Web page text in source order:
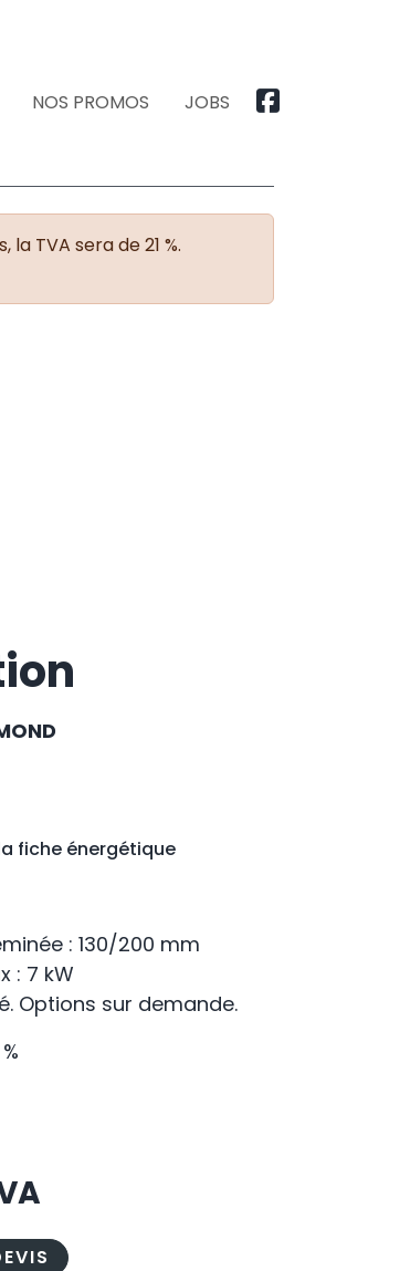
NOS PROMOS JOBS
TVA sera de 21 %.
fiche énergétique
: 130/200 mm
: 7 kW
Options sur demande.